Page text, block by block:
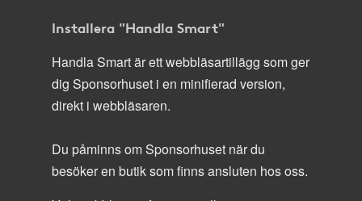
Installera "Handla Smart"
Handla Smart är ett webbläsartillägg som ger
dig Sponsorhuset i en minifierad version,
direkt i webbläsaren.
Du påminns om Sponsorhuset när du
besöker en butik som finns ansluten hos oss.